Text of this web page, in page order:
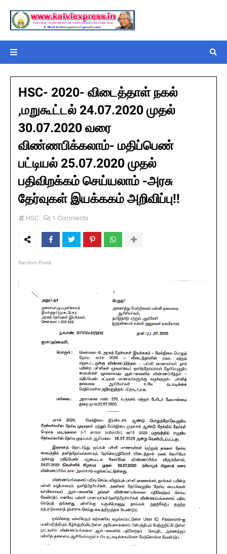
HSC- 2020- விடைத்தாள் நகல்
,மறுகூட்டல் 24.07.2020 முதல்
30.07.2020 வரை
விண்ணபிக்கலாம்- மதிப்பெண்
பட்டியல் 25.07.2020 முதல்
பதிவிறக்கம் செய்யலாம் -அரசு
தேர்வுகள் இயக்ககம் அறிவிப்பு!!
HSC 1 Comments
Random Posts